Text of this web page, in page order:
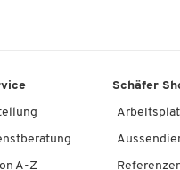
A-Z
Schäfer